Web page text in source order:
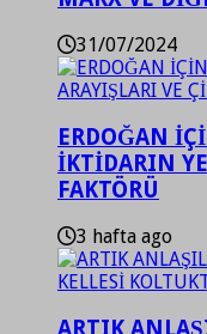
31/07/2024
ERDOĞAN
İKTİDARIN
FAKTÖRÜ
3 hafta ago
ARTIK